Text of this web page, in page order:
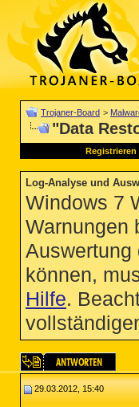
Trojaner-Board >
"Data
Registrieren
Log-Analyse und
Windows 7
Warnungen
Auswertung
können,
Hilfe.
29.03.2012, 15:40